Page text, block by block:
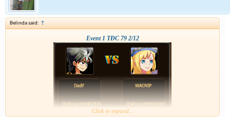
Belinda said: ↑
Event 1 TĐC 79 2/12
Click to expand...